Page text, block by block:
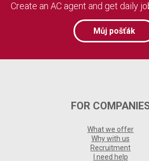
Create an AC agent and get daily
Můj pošťák
FOR
What we offer
Why with us
Recruitment
I need help